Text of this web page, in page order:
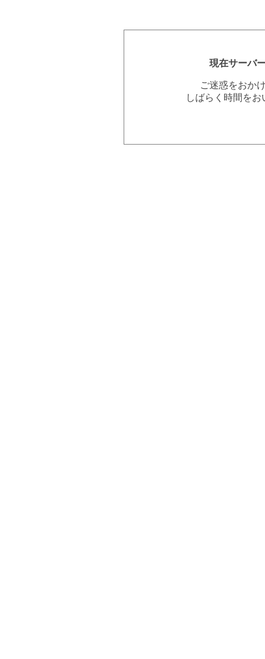
現在サーバ
ご迷惑をおか
しばらく時間を